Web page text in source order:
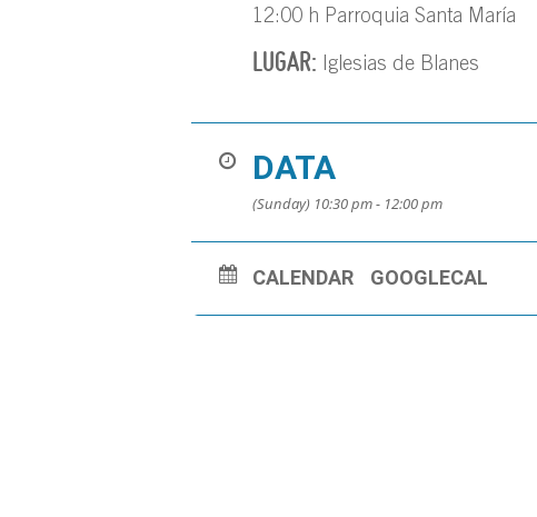
12:00 h Parroquia Santa María
LUGAR: Iglesias de Blanes
DATA
(Sunday) 10:30 pm - 12:00 pm
CALENDAR GOOGLECAL